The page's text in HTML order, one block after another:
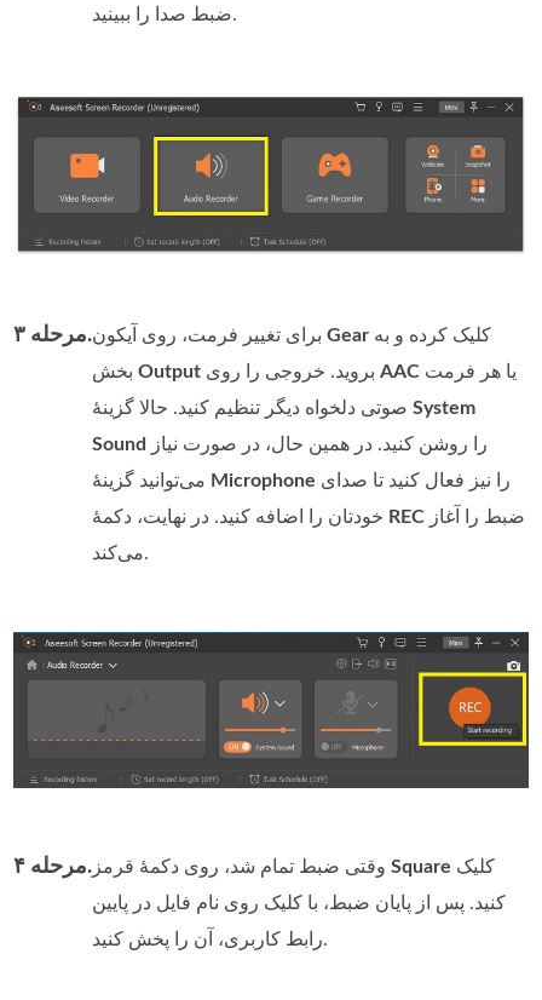
ضبط صدا را ببینید.
مرحله ۳. برای تغییر فرمت، روی آیکونGear
بخشOutput بروید. خروجی را رویAAC
صوتی دلخواه دیگر تنظیم کنید. حالا گزینهٔSystem
Sound
Microphone
REC
می‌کند.
مرحله ۴. وقتی ضبط تمام شد، روی دکمهٔ قرمزSquare
کنید. پس از پایان ضبط، با کلیک روی نام فایل در پایین
رابط کاربری، آن را پخش کنید.